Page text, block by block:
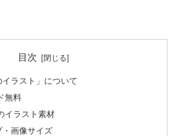
目次
イラスト」について
無料
イラスト素材
・画像サイズ